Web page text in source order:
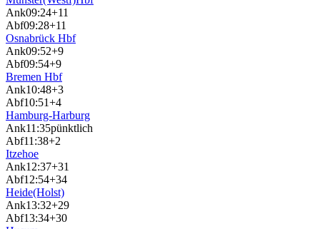
Ank09:24+11
Abf09:28+11
Osnabrück Hbf
Ank09:52+9
Abf09:54+9
Bremen Hbf
Ank10:48+3
Abf10:51+4
Hamburg-Harburg
Ank11:35pünktlich
Abf11:38+2
Itzehoe
Ank12:37+31
Abf12:54+34
Heide(Holst)
Ank13:32+29
Abf13:34+30